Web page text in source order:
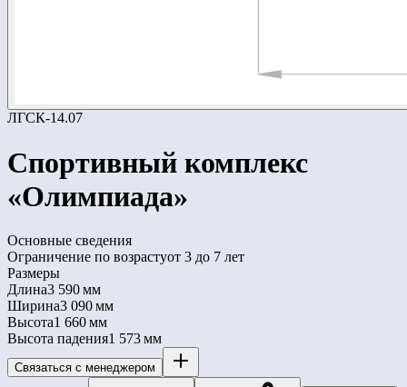
ЛГСК-14.07
Спортивный комплекс
«Олимпиада»
Основные сведения
Ограничение по возрастуот 3 до 7 лет
Размеры
Длина3 590 мм
Ширина3 090 мм
Высота1 660 мм
Высота падения1 573 мм
Связаться с менеджером